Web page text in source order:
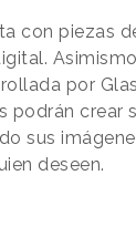
con piezas
por
podrán crear
sus
deseen.